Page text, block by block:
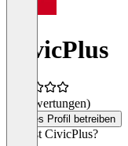
CivicPlus
(0 Bewertungen)
Dieses Profil betreiben
Was ist CivicPlus?